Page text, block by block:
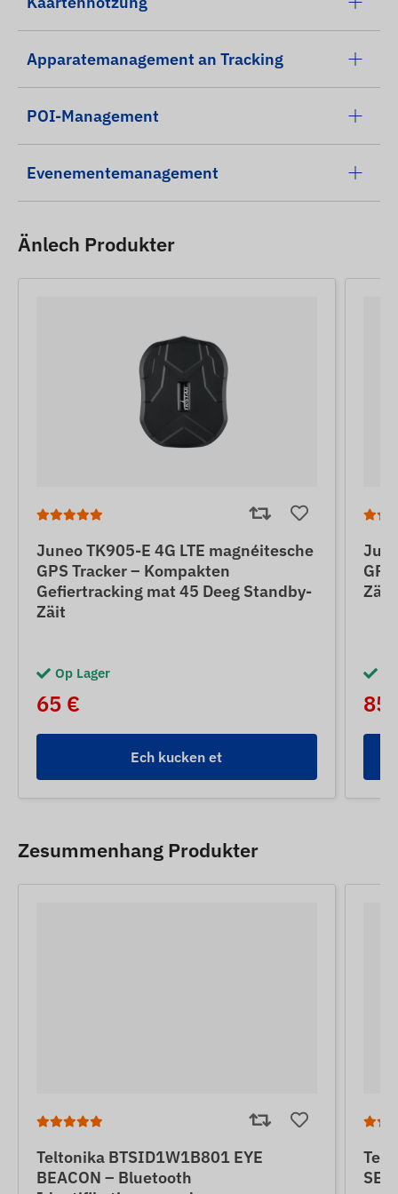
Apparatemanagement an Tracking
POI-Management
Evenementemanagement
Änlech Produkter
Juneo TK905-E 4G LTE magnéitesche
GPS Tracker – Kompakten
Gefiertracking mat 45 Deeg Standby-
Zäit
Op Lager
65 €
Ech kucken et
Zäit
85
Zesummenhang Produkter
Teltonika BTSID1W1B801 EYE
BEACON – Bluetooth